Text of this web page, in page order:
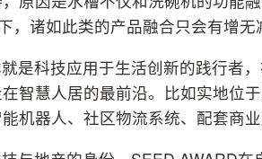
，诸如此类的产品融合只会有增无
是科技应用于生活创新的践行者
智慧人居的最前沿。比如实地位
机器人、社区物流系统、配套商